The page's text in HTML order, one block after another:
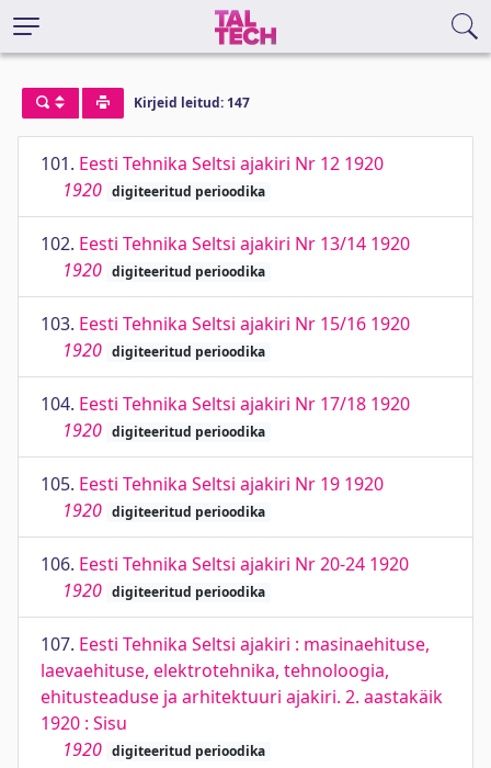
Kirjeid leitud: 147
101. Eesti Tehnika Seltsi ajakiri Nr 12 1920
1920 digiteeritud perioodika
102. Eesti Tehnika Seltsi ajakiri Nr 13/14 1920
1920 digiteeritud perioodika
103. Eesti Tehnika Seltsi ajakiri Nr 15/16 1920
1920 digiteeritud perioodika
104. Eesti Tehnika Seltsi ajakiri Nr 17/18 1920
1920 digiteeritud perioodika
105. Eesti Tehnika Seltsi ajakiri Nr 19 1920
1920 digiteeritud perioodika
106. Eesti Tehnika Seltsi ajakiri Nr 20-24 1920
1920 digiteeritud perioodika
107. Eesti Tehnika Seltsi ajakiri : masinaehituse,
laevaehituse, elektrotehnika, tehnoloogia,
ehitusteaduse ja arhitektuuri ajakiri. 2. aastakäik
1920 : Sisu
1920 digiteeritud perioodika